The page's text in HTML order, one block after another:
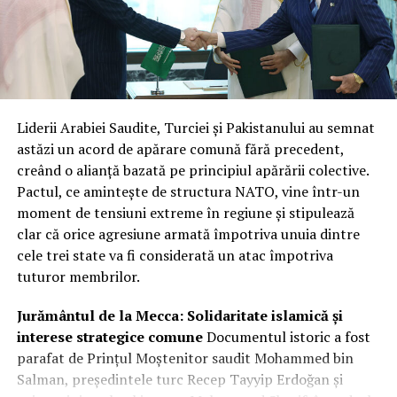
Liderii Arabiei Saudite, Turciei și Pakistanului au semnat
astăzi un acord de apărare comună fără precedent,
creând o alianță bazată pe principiul apărării colective.
Pactul, ce amintește de structura NATO, vine într-un
moment de tensiuni extreme în regiune și stipulează
clar că orice agresiune armată împotriva unuia dintre
cele trei state va fi considerată un atac împotriva
tuturor membrilor.
Jurământul de la Mecca: Solidaritate islamică și
interese strategice comuneDocumentul istoric a fost
parafat de Prințul Moștenitor saudit Mohammed bin
Salman, președintele turc Recep Tayyip Erdoğan și